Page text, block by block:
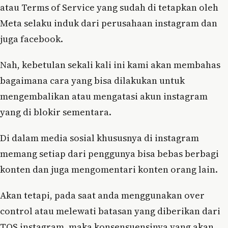
atau Terms of Service yang sudah di tetapkan oleh
Meta selaku induk dari perusahaan instagram dan
juga facebook.
Nah, kebetulan sekali kali ini kami akan membahas
bagaimana cara yang bisa dilakukan untuk
mengembalikan atau mengatasi akun instagram
yang di blokir sementara.
Di dalam media sosial khususnya di instagram
memang setiap dari penggunya bisa bebas berbagi
konten dan juga mengomentari konten orang lain.
Akan tetapi, pada saat anda menggunakan over
control atau melewati batasan yang diberikan dari